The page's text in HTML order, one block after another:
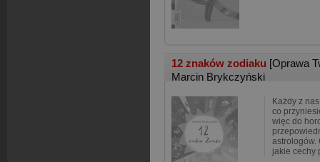
12 znaków zodiaku [Oprawa
Marcin Brykczyński
Każdy z
co
więc do
astrologów.
jakie cechy